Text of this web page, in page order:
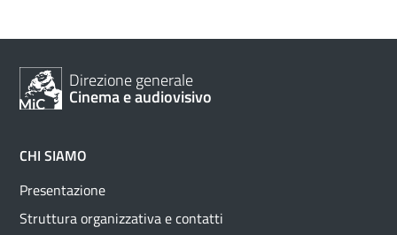
Direzione generale
Cinema e audiovisivo
CHI SIAMO
Presentazione
Struttura organizzativa e contatti